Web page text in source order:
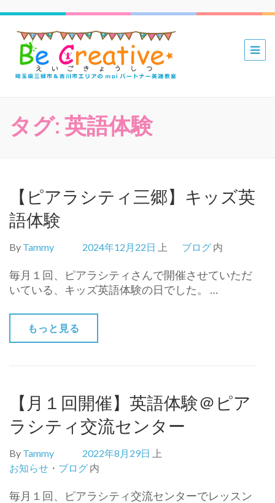
三郷 吉川
mpiパー
タグ: 英語体験
【ピアラシティ三郷】キッズ英
語体験
By Tammy 2024年12月22日 上 ブログ 内
毎月１回、ピアラシティさんで開催させていただ
いている、キッズ英語体験の日でした。 …
もっと見る
【月１回開催】英語体験＠ピア
ラシティ交流センター
By Tammy 2022年8月29日
上
お知らせ ・ ブログ 内
毎月１回、ピアラシティ交流センターでレッスン